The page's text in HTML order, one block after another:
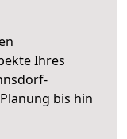
Ihres
bis hin